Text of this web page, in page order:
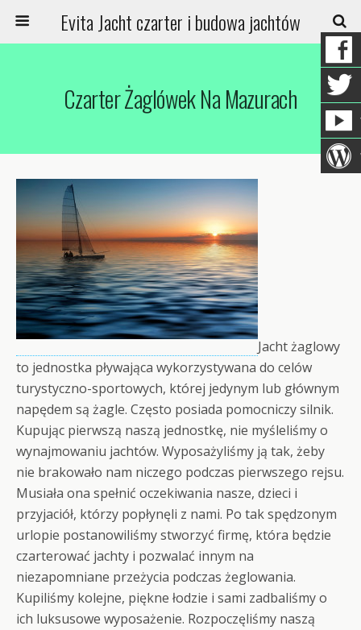
Evita Jacht czarter i budowa jachtów
Czarter Żaglówek Na Mazurach
Jacht żaglowy
to jednostka pływająca wykorzystywana do celów
turystyczno-sportowych, której jedynym lub głównym
napędem są żagle. Często posiada pomocniczy silnik.
Kupując pierwszą naszą jednostkę, nie myśleliśmy o
wynajmowaniu jachtów. Wyposażyliśmy ją tak, żeby
nie brakowało nam niczego podczas pierwszego rejsu.
Musiała ona spełnić oczekiwania nasze, dzieci i
przyjaciół, którzy popłynęli z nami. Po tak spędzonym
urlopie postanowiliśmy stworzyć firmę, która będzie
czarterować jachty i pozwalać innym na
niezapomniane przeżycia podczas żeglowania.
Kupiliśmy kolejne, piękne łodzie i sami zadbaliśmy o
ich luksusowe wyposażenie. Rozpoczęliśmy naszą